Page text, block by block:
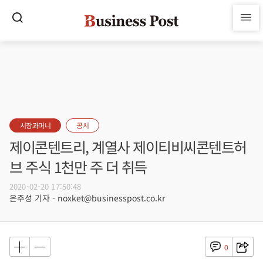
시장과머니 공시
제이콘텐트리, 계열사 제이티비씨콘텐트허
브 주식 1천만 주 더 취득
2020-02-20 17:50:48
은주성 기자 - noxket@businesspost.co.kr
0